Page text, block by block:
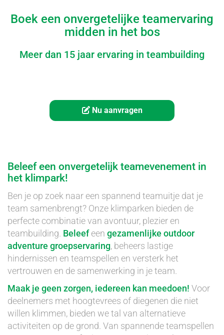
Boek een onvergetelijke teamervaring
midden in het bos
Meer dan 15 jaar ervaring in teambuilding
Nu aanvragen
Beleef een onvergetelijk teamevenement in
het klimpark!
Ben je op zoek naar een spannend teamuitje dat je
team samenbrengt? Onze klimparken bieden de
perfecte combinatie van avontuur, plezier en
teambuilding. Beleefeen gezamenlijke outdoor
adventure groepservaring, beheers lastige
hindernissen en teamspellen en versterk het
vertrouwen en de samenwerking in je team.
Maak je geen zorgen, iedereen kan meedoen! Voor
deelnemers met hoogtevrees of diegenen die niet
willen klimmen, bieden we tal van alternatieve
activiteiten op de grond. Van spannende teamspellen